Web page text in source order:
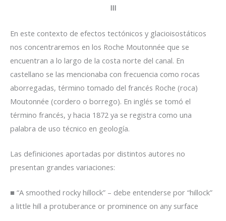
III
En este contexto de efectos tectónicos y glacioisostáticos
nos concentraremos en los Roche Moutonnée que se
encuentran a lo largo de la costa norte del canal. En
castellano se las mencionaba con frecuencia como rocas
aborregadas, término tomado del francés Roche (roca)
Moutonnée (cordero o borrego). En inglés se tomó el
término francés, y hacia 1872 ya se registra como una
palabra de uso técnico en geología.
Las definiciones aportadas por distintos autores no
presentan grandes variaciones:
■ “A smoothed rocky hillock” – debe entenderse por “hillock”
a little hill a protuberance or prominence on any surface